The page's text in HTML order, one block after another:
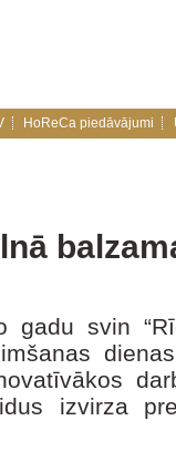
HoReCa piedāvājumi
gadu svin
izvirza